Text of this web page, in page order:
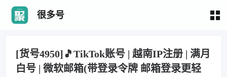
很多号
[货号4950]🎵TikTok账号 | 越南IP注册 | 满月
白号 | 微软邮箱(带登录令牌 邮箱登录更轻